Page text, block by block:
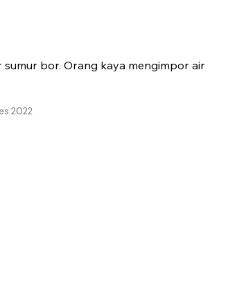
sumur bor. Orang kaya mengimpor air
2022